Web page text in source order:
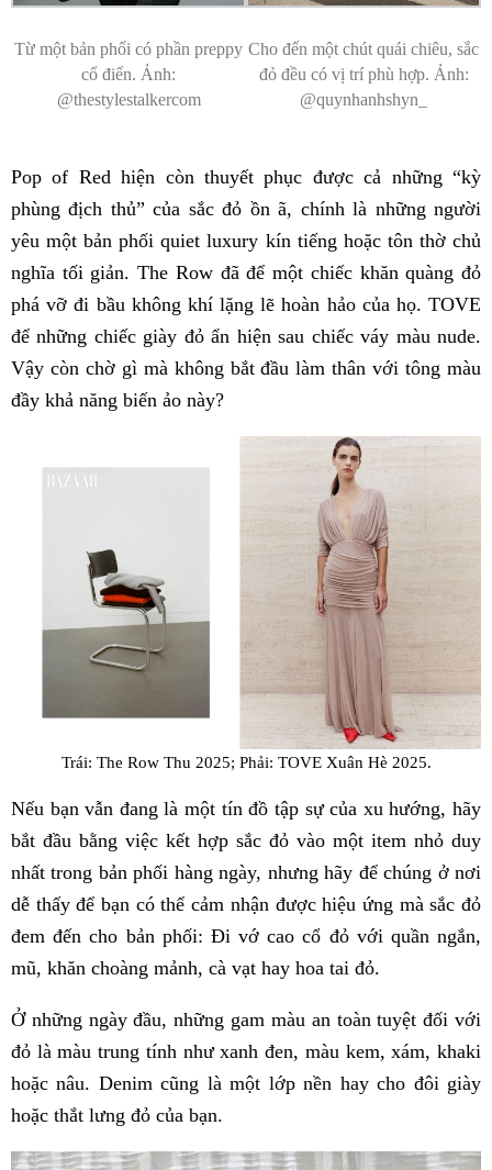
Từ một bản phối có phần preppy
cổ điển. Ảnh:
@thestylestalkercom
Cho đến một chút quái chiêu, sắc
đỏ đều có vị trí phù hợp. Ảnh:
@quynhanhshyn_
Pop of Red hiện còn thuyết phục được cả những “kỳ
phùng địch thủ” của sắc đỏ ồn ã, chính là những người
yêu một bản phối quiet luxury kín tiếng hoặc tôn thờ chủ
nghĩa tối giản. The Row đã để một chiếc khăn quàng đỏ
phá vỡ đi bầu không khí lặng lẽ hoàn hảo của họ. TOVE
để những chiếc giày đỏ ẩn hiện sau chiếc váy màu nude.
Vậy còn chờ gì mà không bắt đầu làm thân với tông màu
đầy khả năng biến ảo này?
Trái: The Row Thu 2025; Phải: TOVE Xuân Hè 2025.
Nếu bạn vẫn đang là một tín đồ tập sự của xu hướng, hãy
bắt đầu bằng việc kết hợp sắc đỏ vào một item nhỏ duy
nhất trong bản phối hàng ngày, nhưng hãy để chúng ở nơi
dễ thấy để bạn có thể cảm nhận được hiệu ứng mà sắc đỏ
đem đến cho bản phối: Đi vớ cao cổ đỏ với quần ngắn,
mũ, khăn choàng mảnh, cà vạt hay hoa tai đỏ.
Ở những ngày đầu, những gam màu an toàn tuyệt đối với
đỏ là màu trung tính như xanh đen, màu kem, xám, khaki
hoặc nâu. Denim cũng là một lớp nền hay cho đôi giày
hoặc thắt lưng đỏ của bạn.